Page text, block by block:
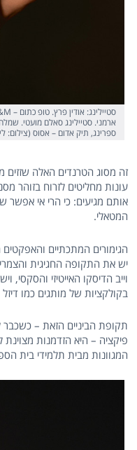
ספרינג, תיק אדום – אסוס (צילום:
זה מסוג הטרנדים האלה
עונות מחליטים לזרוח בזוהר
אותם מגיעים: כי הרי אי
המטאלי.
הגימורים המתכתיים והאפקטים
יש את התקופה החגיגית
וייב הדיסקו האייטיזי
בקולקציות של מותגים כמו
תקופת הביניים הזאת –
פיקציה – היא הזדמנות
המגוונות מבית תלמידי בית